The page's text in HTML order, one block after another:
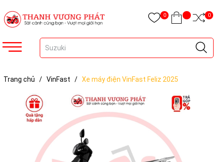
0 0
Trang chủ / VinFast / Xe máy điện VinFast Feliz 2025